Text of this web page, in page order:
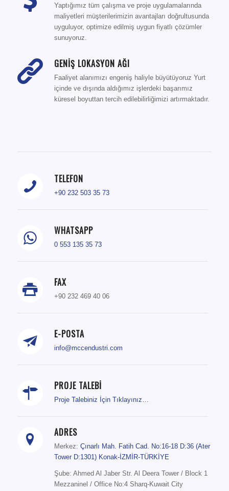
Yaptığımız tüm çalışma ve proje uygulamalarında
maliyetleri müşterilerimizin avantajları doğrultusunda
uyguluyor, optimize edilmiş uygun fiyatlı çözümler
sunuyoruz.
GENİŞ LOKASYON AĞI
Faaliyet alanımızı engeniş haliyle büyütüyoruz Yurt
içinde ve dışında aldığımız işlerdeki başarımız
küresel boyuttan tercih edilebilirliğimizi artırmaktadır.
TELEFON
+90 232 503 35 73
WHATSAPP
0 553 135 35 73
FAX
+90 232 469 40 06
E-POSTA
info@mccendustri.com
PROJE TALEBİ
Proje Talebiniz İçin Tıklayınız…
ADRES
Merkez: Çınarlı Mah. Fatih Cad. No:16-18 D:36 (Ater
Tower D:1301) Konak-İZMİR-TÜRKİYE
Şube: Ahmed Al Jaber Str. Al Deera Tower / Block 1
Mezzaninel / Office No:4 Sharq-Kuwait City